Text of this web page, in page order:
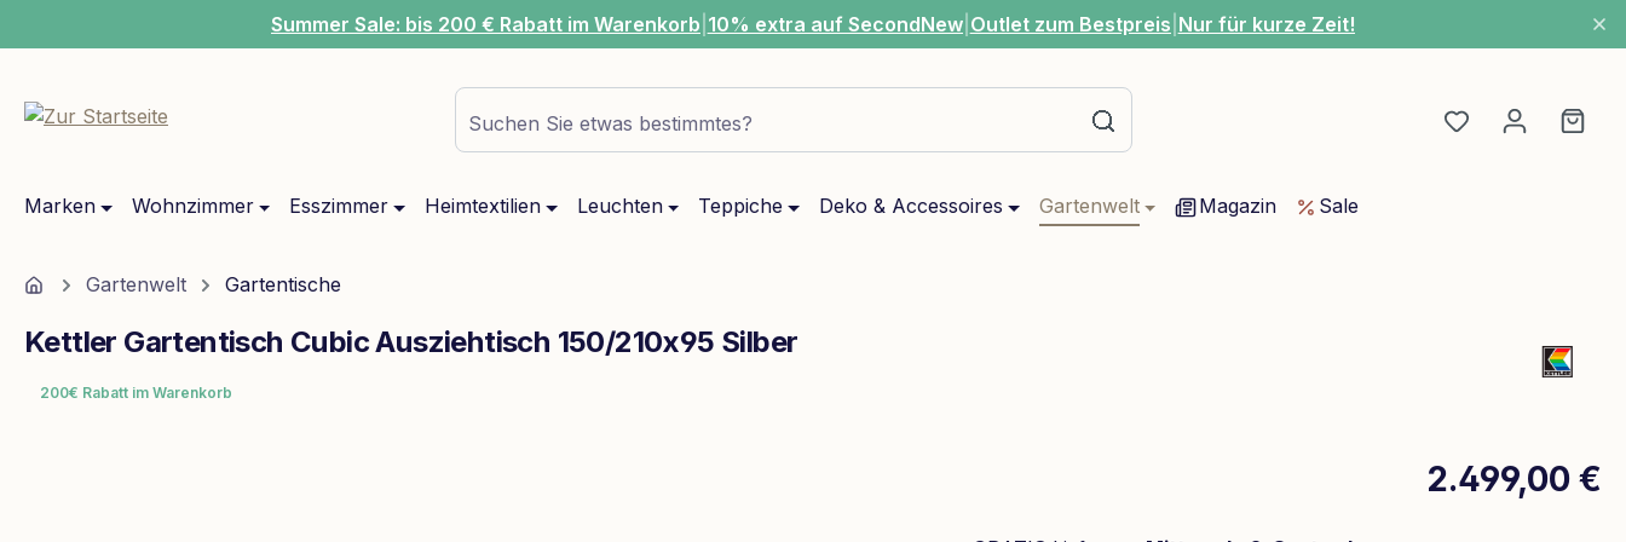
Zur Hauptnavigation springenSummer Sale: bis 200 € Rabatt im Warenkorb 10% extra auf SecondNew Outlet zum Bestpreis Nur für kurze Zeit!
Suchen Sie etwas bestimmtes? Du hast 0
Marken Wohnzimmer Esszimmer Heimtextilien Leuchten Teppiche Deko & Accessoires Gartenwelt Magazin Sale
HomeGartenwelt Gartentische
Kettler Gartentisch Cubic Ausziehtisch 150/210x95 Silber
200€ Rabatt im Warenkorb
2.499,00 €